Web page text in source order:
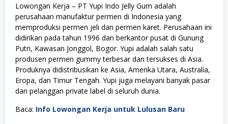
Lowongan Kerja – PT Yupi Indo Jelly Gum adalah
perusahaan manufaktur permen di Indonesia yang
memproduksi permen jeli dan permen karet. Perusahaan ini
didirikan pada tahun 1996 dan berkantor pusat di Gunung
Putri, Kawasan Jonggol, Bogor. Yupi adalah salah satu
produsen permen gummy terbesar dan tersukses di Asia.
Produknya didistribusikan ke Asia, Amerika Utara, Australia,
Eropa, dan Timur Tengah. Yupi juga melayani banyak pasar
dan pelanggan private label di seluruh dunia.
Baca: Info Lowongan Kerja untuk Lulusan Baru